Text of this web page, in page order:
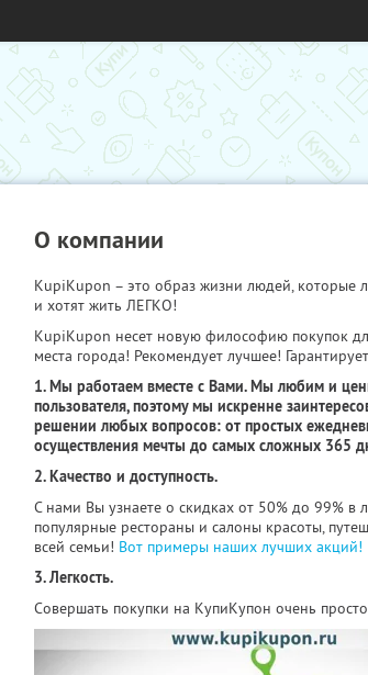
О компании
KupiKupon – это образ жизни людей,
и хотят жить ЛЕГКО!
KupiKupon несет новую философию покупок
места города! Рекомендует лучшее!
1. Мы работаем вместе с Вами. Мы любим и
пользователя, поэтому мы искренне
решении любых вопросов: от простых
осуществления мечты до самых сложных 365
2. Качество и доступность.
С нами Вы узнаете о скидках от 50% до 99% в
популярные рестораны и салоны красоты,
всей семьи! Вот примеры наших лучших акций!
3. Легкость.
Совершать покупки на КупиКупон очень